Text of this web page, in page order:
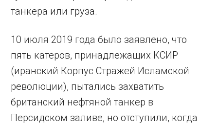
танкера или груза.
10 июля 2019 года было заявлено, что
пять катеров, принадлежащих КСИР
(иранский Корпус Стражей Исламской
революции), пытались захватить
британский нефтяной танкер в
Персидском заливе, но отступили, когда